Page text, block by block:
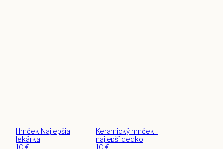
Hrnček Najlepšia
lekárka
10€
Keramický hrnček -
najlepší dedko
10€